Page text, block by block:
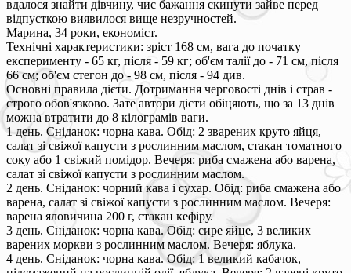
вдалося знайти дівчину, чиє бажання скинути зайве перед
відпусткою виявилося вище незручностей.
Марина, 34 роки, економіст.
Технічні характеристики: зріст 168 см, вага до початку
експерименту - 65 кг, після - 59 кг; об'єм талії до - 71 см, після
66 см; об'єм стегон до - 98 см, після - 94 див.
Основні правила дієти. Дотримання черговості днів і страв -
строго обов'язково. Зате автори дієти обіцяють, що за 13 днів
можна втратити до 8 кілограмів ваги.
1 день. Сніданок: чорна кава. Обід: 2 зварених круто яйця,
салат зі свіжої капусти з рослинним маслом, стакан томатного
соку або 1 свіжий помідор. Вечеря: риба смажена або варена,
салат зі свіжої капусти з рослинним маслом.
2 день. Сніданок: чорний кава і сухар. Обід: риба смажена або
варена, салат зі свіжої капусти з рослинним маслом. Вечеря:
варена яловичина 200 г, стакан кефіру.
3 день. Сніданок: чорна кава. Обід: сире яйце, 3 великих
варених моркви з рослинним маслом. Вечеря: яблука.
4 день. Сніданок: чорна кава. Обід: 1 великий кабачок,